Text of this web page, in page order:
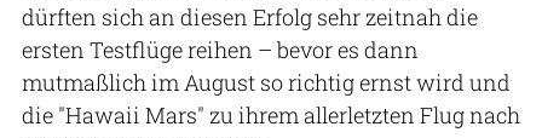
dürften sich an diesen Erfolg sehr zeitnah die
ersten Testflüge reihen – bevor es dann
mutmaßlich im August so richtig ernst wird und
die "Hawaii Mars" zu ihrem allerletzten Flug nach